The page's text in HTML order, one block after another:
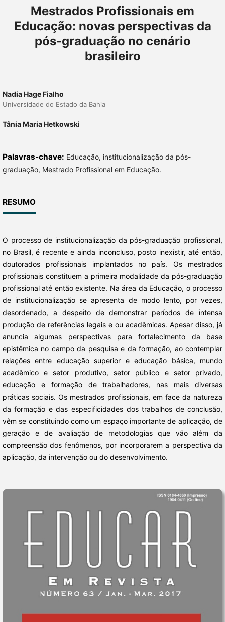
Mestrados Profissionais em
Educação: novas perspectivas da
pós-graduação no cenário
brasileiro
Nadia Hage Fialho
Universidade do Estado da Bahia
Tânia Maria Hetkowski
Palavras-chave: Educação, institucionalização da pós-
graduação, Mestrado Profissional em Educação.
RESUMO
O processo de institucionalização da pós-graduação profissional,
no Brasil, é recente e ainda inconcluso, posto inexistir, até então,
doutorados profissionais implantados no país. Os mestrados
profissionais constituem a primeira modalidade da pós-graduação
profissional até então existente. Na área da Educação, o processo
de institucionalização se apresenta de modo lento, por vezes,
desordenado, a despeito de demonstrar períodos de intensa
produção de referências legais e ou acadêmicas. Apesar disso, já
anuncia algumas perspectivas para fortalecimento da base
epistêmica no campo da pesquisa e da formação, ao contemplar
relações entre educação superior e educação básica, mundo
acadêmico e setor produtivo, setor público e setor privado,
educação e formação de trabalhadores, nas mais diversas
práticas sociais. Os mestrados profissionais, em face da natureza
da formação e das especificidades dos trabalhos de conclusão,
vêm se constituindo como um espaço importante de aplicação, de
geração e de avaliação de metodologias que vão além da
compreensão dos fenômenos, por incorporarem a perspectiva da
aplicação, da intervenção ou do desenvolvimento.